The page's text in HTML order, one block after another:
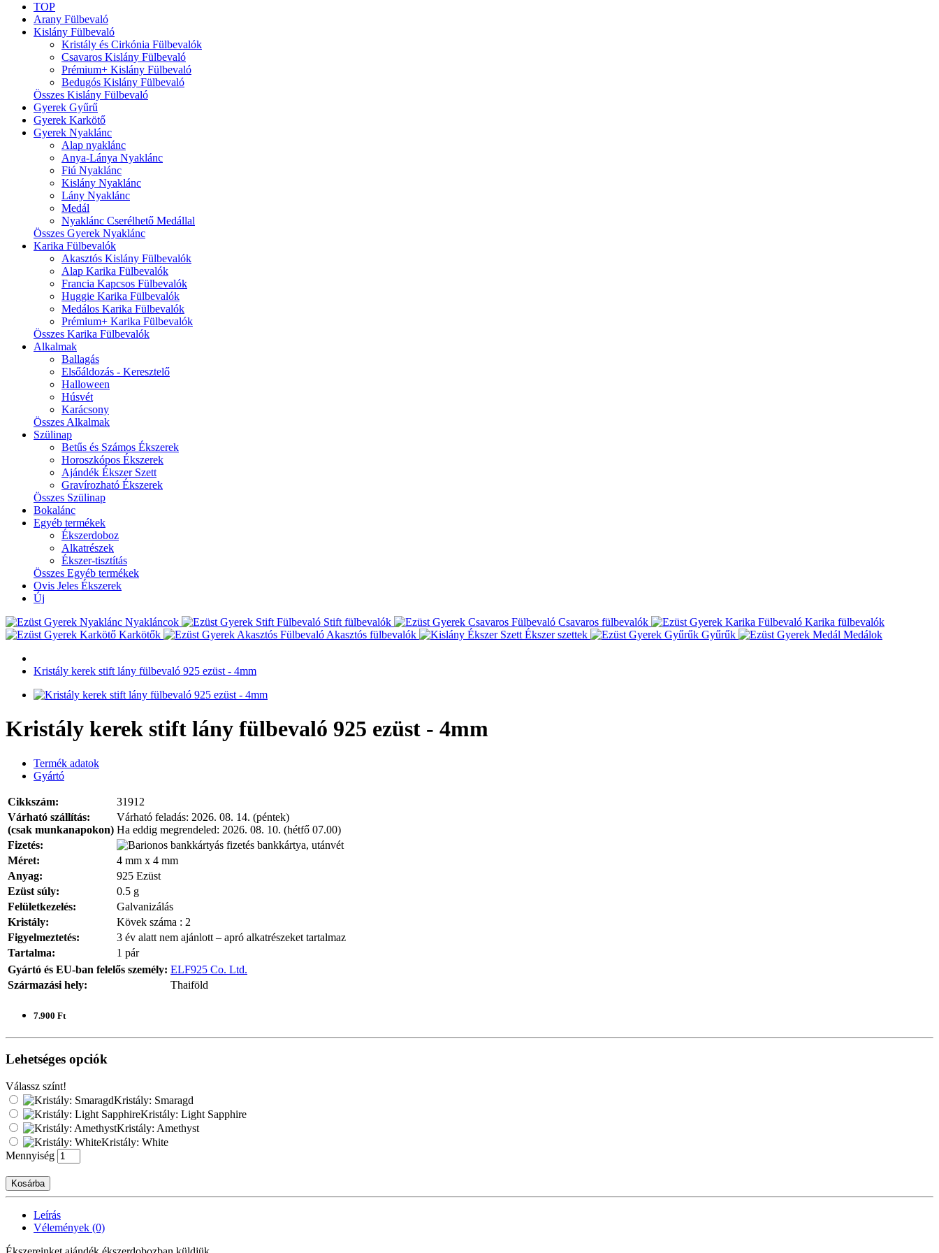
TOP
Arany Fülbevaló
Kislány Fülbevaló
Kristály és Cirkónia Fülbevalók
Csavaros Kislány Fülbevaló
Prémium+ Kislány Fülbevaló
Bedugós Kislány Fülbevaló
Összes Kislány Fülbevaló
Gyerek Gyűrű
Gyerek Karkötő
Gyerek Nyaklánc
Alap nyaklánc
Anya-Lánya Nyaklánc
Fiú Nyaklánc
Kislány Nyaklánc
Lány Nyaklánc
Medál
Nyaklánc Cserélhető Medállal
Összes Gyerek Nyaklánc
Karika Fülbevalók
Akasztós Kislány Fülbevalók
Alap Karika Fülbevalók
Francia Kapcsos Fülbevalók
Huggie Karika Fülbevalók
Medálos Karika Fülbevalók
Prémium+ Karika Fülbevalók
Összes Karika Fülbevalók
Alkalmak
Ballagás
Elsőáldozás - Keresztelő
Halloween
Húsvét
Karácsony
Összes Alkalmak
Szülinap
Betűs és Számos Ékszerek
Horoszkópos Ékszerek
Ajándék Ékszer Szett
Gravírozható Ékszerek
Összes Szülinap
Bokalánc
Egyéb termékek
Ékszerdoboz
Alkatrészek
Ékszer-tisztítás
Összes Egyéb termékek
Ovis Jeles Ékszerek
Új
Nyakláncok
Stift fülbevalók Csavaros fülbevalók
Karika fülbevalók
Karkötők
Akasztós fülbevalók Ékszer szettek Gyűrűk Medálok
Kristály kerek stift lány fülbevaló 925 ezüst - 4mm
Kristály kerek stift lány fülbevaló 925 ezüst - 4mm
Termék adatok
Gyártó
Cikkszám:
31912
Várható szállítás:
(csak munkanapokon)
Várható feladás: 2026. 08. 14. (péntek)
Ha eddig megrendeled: 2026. 08. 10. (hétfő 07.00)
Fizetés:
bankkártya, utánvét
Méret:
4 mm x 4 mm
Anyag:
925 Ezüst
Ezüst súly:
0.5 g
Felületkezelés:
Galvanizálás
Kristály:
Kövek száma : 2
Figyelmeztetés:
3 év alatt nem ajánlott – apró alkatrészeket tartalmaz
Tartalma:
1 pár
Gyártó és EU-ban felelős személy: ELF925 Co. Ltd.
Származási hely:
Thaiföld
7.900 Ft
Lehetséges opciók
Válassz színt!
Kristály: Smaragd
Kristály: Light Sapphire
Kristály: Amethyst
Kristály: White
Mennyiség
Kosárba
Leírás
Vélemények (0)